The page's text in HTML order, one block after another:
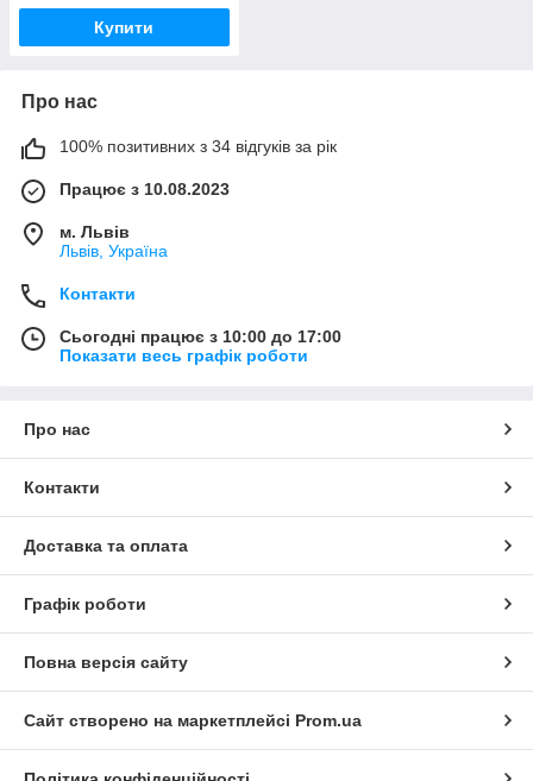
Купити
Про нас
100% позитивних з 34 відгуків за рік
Працює з 10.08.2023
м. Львів
Львів, Україна
Контакти
Сьогодні працює з 10:00 до 17:00
Показати весь графік роботи
Про нас
Контакти
Доставка та оплата
Графік роботи
Повна версія сайту
Сайт створено на маркетплейсі Prom.ua